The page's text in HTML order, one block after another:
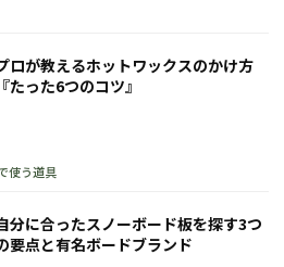
ロが教えるホットワックスのかけ方
『たった6つのコツ』
使う道具
分に合ったスノーボード板を探す3つ
要点と有名ボードブランド